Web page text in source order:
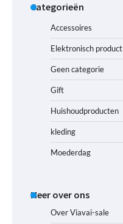
Categorieën
Accessoires
Elektronisch product
Geen categorie
Gift
Huishoudproducten
kleding
Moederdag
Meer over ons
Over Viavai-sale